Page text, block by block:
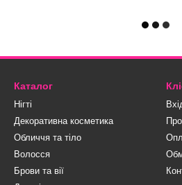
Каталог
Нігті
Декоративна косметика
Обличчя та тіло
Волосся
Брови та вії